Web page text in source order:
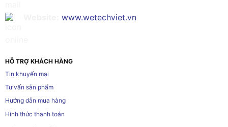
www.wetechviet.vn
HỖ TRỢ KHÁCH HÀNG
Tin khuyến mại
Tư vấn sản phẩm
Hướng dẫn mua hàng
Hình thức thanh toán